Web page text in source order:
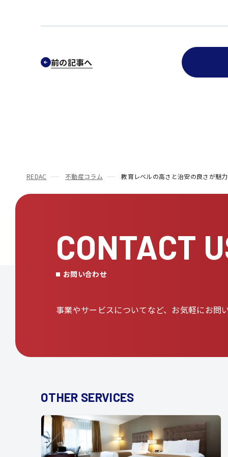
前の記事へ
REDAC 不動産コラム 教育レベルの高さと治安の良さが魅
CONTACT
お問い合わせ
事業やサービスについてなど、 お気軽にお問
OTHER SERVICES